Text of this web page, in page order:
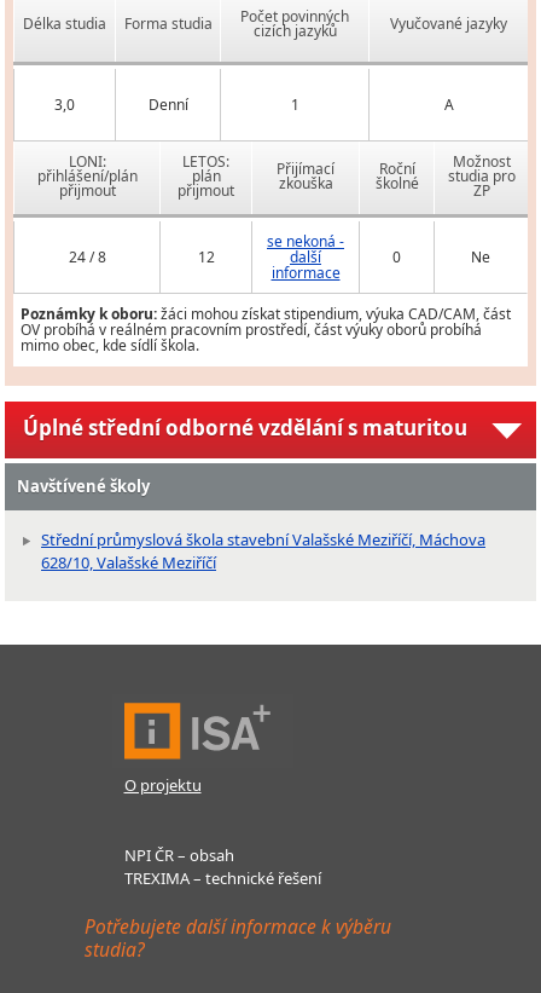
Délka studia Forma studia Počet povinných
cizích jazyků Vyučované jazyky
3,0 Denní 1 A
LONI:
přihlášení/plán
přijmout
LETOS:
plán
přijmout
Přijímací
zkouška
Roční
školné
Možnost
studia pro
ZP
24 / 8 12
se nekoná -
další
informace
0 Ne
Poznámky k oboru:žáci mohou získat stipendium, výuka CAD/CAM, část
OV probíhá v reálném pracovním prostředí, část výuky oborů probíhá
mimo obec, kde sídlí škola.
Úplné střední odborné vzdělání s maturitou
Navštívené školy
Střední průmyslová škola stavební Valašské Meziříčí, Máchova
628/10, Valašské Meziříčí
O projektu
NPI ČR – obsah
TREXIMA – technické řešení
Potřebujete další informace k výběru
studia?